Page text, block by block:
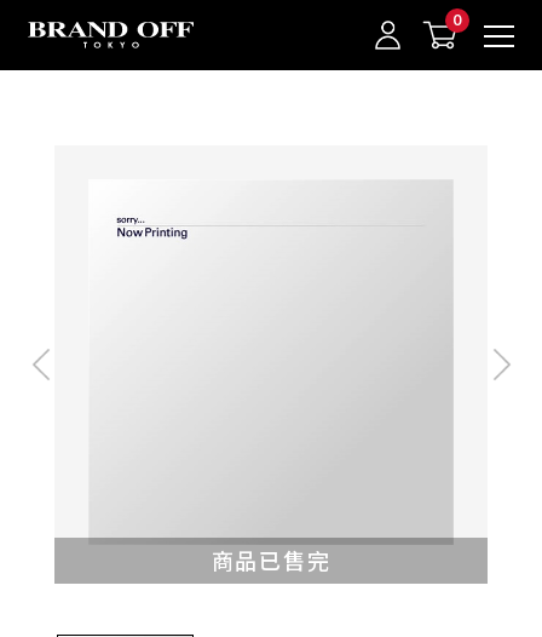
中古名牌業界No.1的BRAND OFF。BRAND OFF官網購物/h1>
登入/註冊
商品已售完